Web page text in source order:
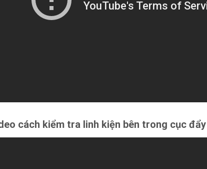
cách kiểm tra linh kiện bên trong cục đẩy